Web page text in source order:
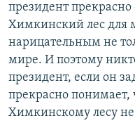
президент прекрасно
Химкинский лес для
нарицательным не
мире. И поэтому
президент, если он
прекрасно понимает,
Химкинскому лесу не